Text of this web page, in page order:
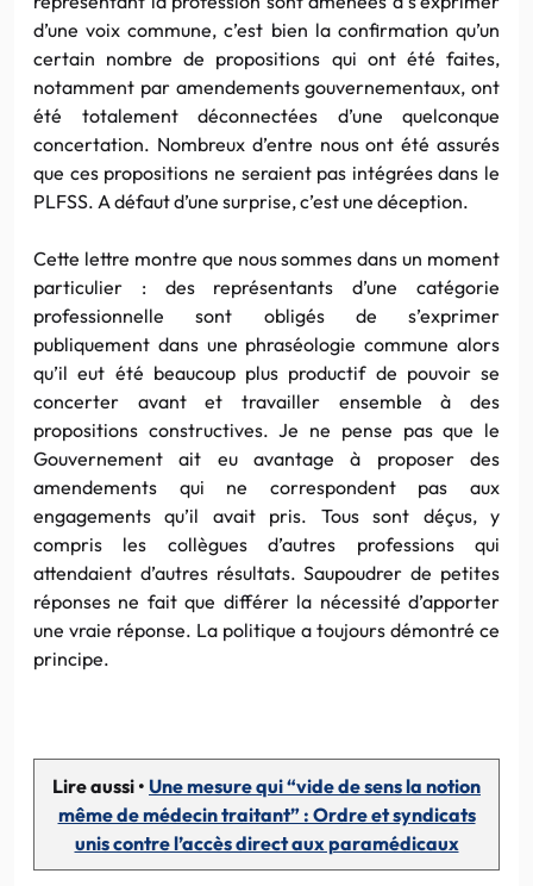
d’une voix commune, c’est bien la confirmation qu’un
certain nombre de propositions qui ont été faites,
notamment par amendements gouvernementaux, ont
été totalement déconnectées d’une quelconque
concertation. Nombreux d’entre nous ont été assurés
que ces propositions ne seraient pas intégrées dans le
PLFSS. A défaut d’une surprise, c’est une déception.
Cette lettre montre que nous sommes dans un moment
particulier : des représentants d’une catégorie
professionnelle sont obligés de s’exprimer
publiquement dans une phraséologie commune alors
qu’il eut été beaucoup plus productif de pouvoir se
concerter avant et travailler ensemble à des
propositions constructives. Je ne pense pas que le
Gouvernement ait eu avantage à proposer des
amendements qui ne correspondent pas aux
engagements qu’il avait pris. Tous sont déçus, y
compris les collègues d’autres professions qui
attendaient d’autres résultats. Saupoudrer de petites
réponses ne fait que différer la nécessité d’apporter
une vraie réponse. La politique a toujours démontré ce
principe.
Lire aussi • Une mesure qui “vide de sens la notion
même de médecin traitant” : Ordre et syndicats
unis contre l’accès direct aux paramédicaux